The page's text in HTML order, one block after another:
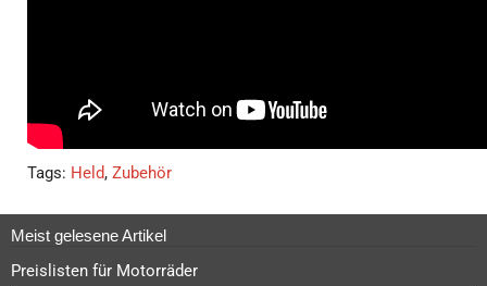
Tags: Held, Zubehör
Meist gelesene Artikel
Preislisten für Motorräder